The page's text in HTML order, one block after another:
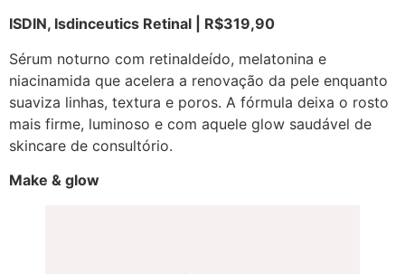
ISDIN, Isdinceutics Retinal | R$319,90
Sérum noturno com retinaldeído, melatonina e
niacinamida que acelera a renovação da pele enquanto
suaviza linhas, textura e poros. A fórmula deixa o rosto
mais firme, luminoso e com aquele glow saudável de
skincare de consultório.
Make & glow